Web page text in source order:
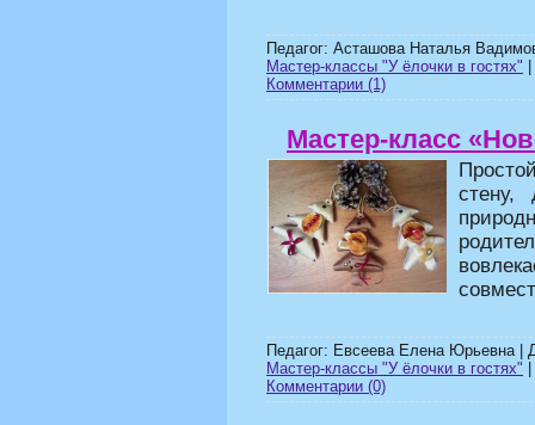
Педагог: Асташова Наталья
Мастер-классы "У ёлочки в гостях"
Комментарии (1)
Мастер-класс
стену,
Педагог: Евсеева Елена Юрьевна |
Мастер-классы "У ёлочки в гостях"
Комментарии (0)